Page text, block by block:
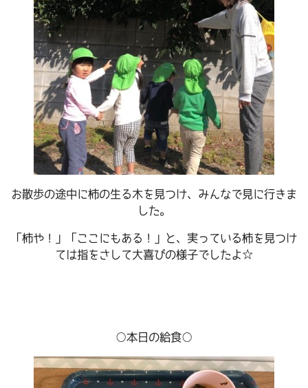
お散歩の途中に柿の生る木を見つけ、みんなで見に行きま
した。
「柿や！」「ここにもある！」と、実っている柿を見つけ
ては指をさして大喜びの様子でしたよ☆
○本日の給食○